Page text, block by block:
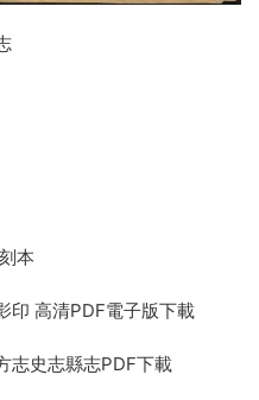
本
印 高清PDF電子版下載
志史志縣志PDF下載